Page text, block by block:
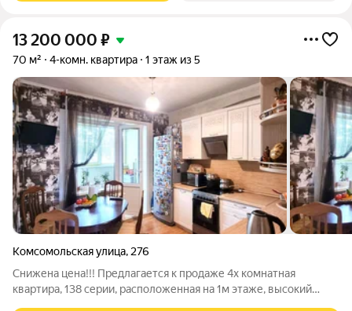
13 200 000 ₽
70 м² 4-комн. квартира 1 этаж из 5
Комсомольская улица, 276
Снижена цена!!! Предлагается к продаже 4х комнатная
квартира, 138 серии, расположенная на 1м этаже, высокий